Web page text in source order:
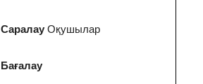
Саралау Оқушылар
Бағалау